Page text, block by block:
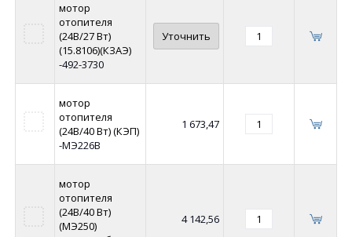
мотор
отопителя
(24В/27 Вт)
(15.8106)(КЗАЭ)
-492-3730
Уточнить
мотор
отопителя
(24В/40 Вт) (КЭП)
-МЭ226В
1 673,47
мотор
отопителя
(24В/40 Вт)
(МЭ250)
4 142,56